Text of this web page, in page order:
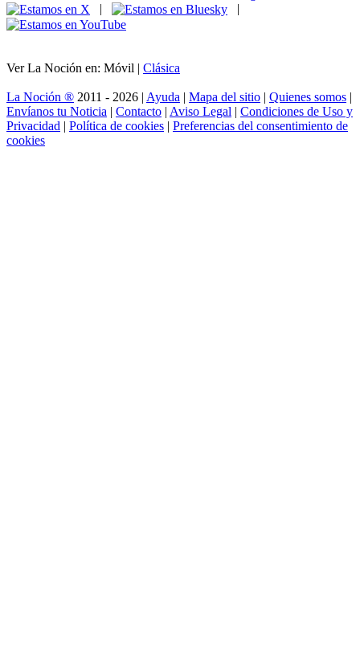
|
|
Ver La Noción en: Móvil | Clásica
La Noción ® 2011 - 2026 | Ayuda | Mapa del sitio | Quienes somos |
Envíanos tu Noticia | Contacto | Aviso Legal | Condiciones de Uso y
Privacidad | Política de cookies | Preferencias del consentimiento de
cookies